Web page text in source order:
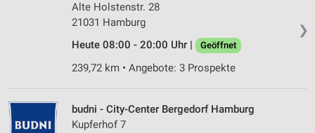
❯
Alte Holstenstr. 28
21031 Hamburg
Heute 08:00 - 20:00 Uhr |
Geöffnet
239,72 km • Angebote: 3 Prospekte
budni - City-Center Bergedorf Hamburg
Kupferhof 7